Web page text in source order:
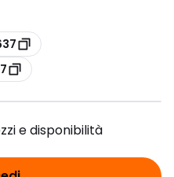
e disponibilità